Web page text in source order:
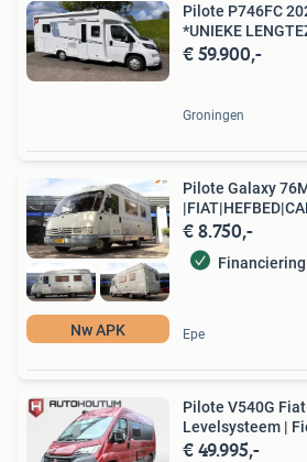
Pilote P746FC
*UNIEKE
€ 59.900,-
Groningen
Nw APK
Pilote Galaxy
€ 8.750,-
Epe
Pilote V540G
Levelsysteem |
€ 49.995,-